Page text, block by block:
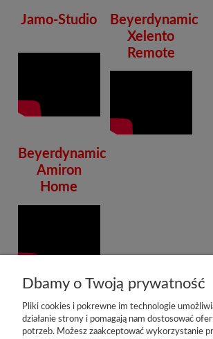
Jamo-Studio
Beyerdynamic
Xelento
Remote
Beyerdynamic
Amiron
Home
Dbamy o Twoją prywatność
Pliki cookies i pokrewne im technologie
działanie strony i pomagają nam dostosować
potrzeb. Możesz zaakceptować wykorzystanie